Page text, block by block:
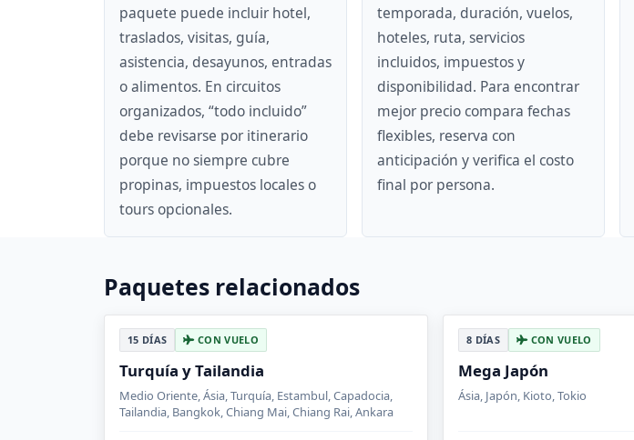
paquete puede incluir hotel,
traslados, visitas, guía,
asistencia, desayunos, entradas
o alimentos. En circuitos
organizados, “todo incluido”
debe revisarse por itinerario
porque no siempre cubre
propinas, impuestos locales o
tours opcionales.
temporada, duración, vuelos,
hoteles, ruta, servicios
incluidos, impuestos y
disponibilidad. Para encontrar
mejor precio compara fechas
flexibles, reserva con
anticipación y verifica el costo
final por persona.
Paquetes relacionados
15 DÍAS CON VUELO
Turquía y Tailandia
Medio Oriente, Ásia, Turquía, Estambul, Capadocia,
Tailandia, Bangkok, Chiang Mai, Chiang Rai, Ankara
8 DÍAS CON VUELO
Mega Japón
Ásia, Japón, Kioto, Tokio